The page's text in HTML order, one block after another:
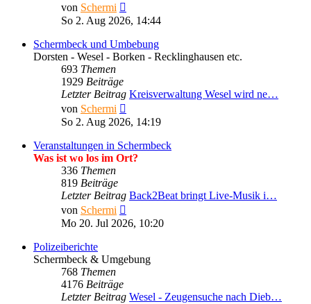
von Schermi
Beitrag
So 2. Aug 2026, 14:44
Schermbeck und Umbebung
Dorsten - Wesel - Borken - Recklinghausen etc.
693 Themen
1929 Beiträge
Letzter Beitrag Kreisverwaltung Wesel wird ne…
von Schermi
Beitrag
So 2. Aug 2026, 14:19
Veranstaltungen in Schermbeck
Was ist wo los im Ort?
336 Themen
819 Beiträge
Letzter Beitrag Back2Beat bringt Live-Musik i…
von Schermi
Beitrag
Mo 20. Jul 2026, 10:20
Polizeiberichte
Schermbeck & Umgebung
768 Themen
4176 Beiträge
Letzter Beitrag Wesel - Zeugensuche nach Dieb…